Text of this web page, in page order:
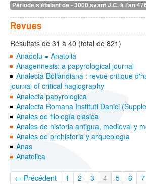
Recherche
avancée
EN
ES
?
Période s’étalant de - 3000 avant J.C. à l’an
Revues
Résultats de 31 à 40 (total de 821)
Anadolu = Anatolia
Anagennesis: a papyrological journal
Analecta Bollandiana : revue critique
journal of critical hagiography
Analecta papyrologica
Analecta Romana Instituti Danici
Anales de filología clásica
Anales de historia antigua, medieval y
Anales de prehistoria y arqueología
Anas
Anatolica
← Précédent 1 2 3 4 5 6 7